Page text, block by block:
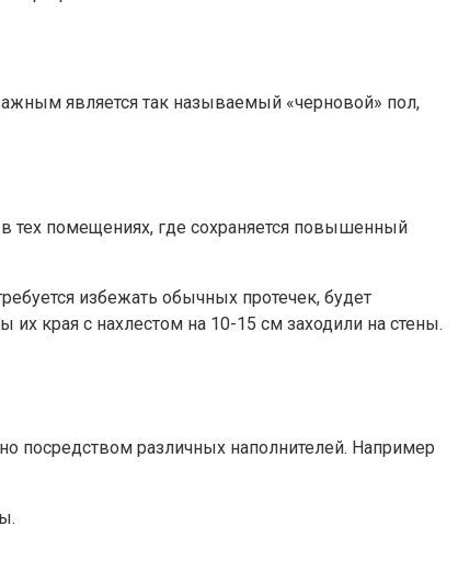
является так называемый «черновой» пол,
тех помещениях, где сохраняется повышенный
избежать обычных протечек, будет
края с нахлестом на 10-15 см заходили на стены.
посредством различных наполнителей. Например